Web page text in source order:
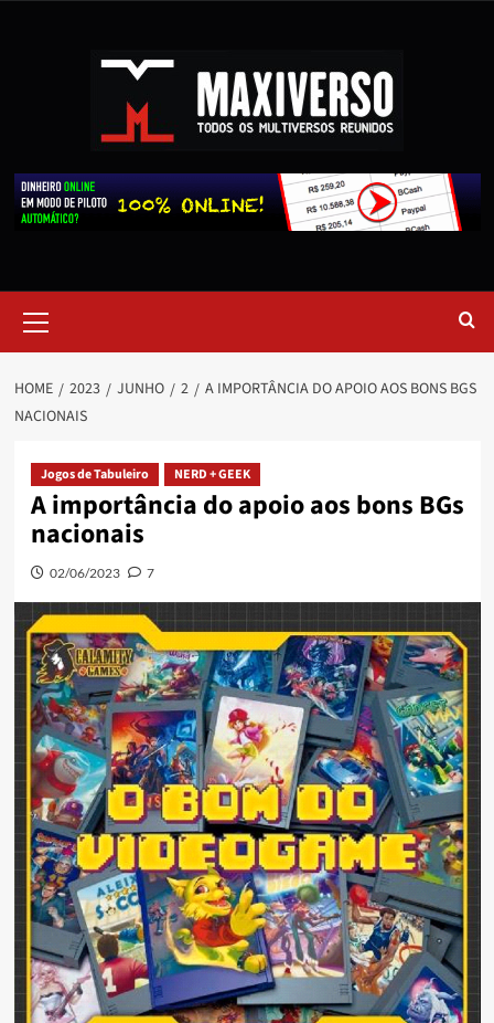
HOME 2023 JUNHO 2
A IMPORTÂNCIA DO APOIO AOS BONS BGS
NACIONAIS
Jogos de Tabuleiro NERD + GEEK
A importância do apoio aos bons BGs
nacionais
02/06/2023 7